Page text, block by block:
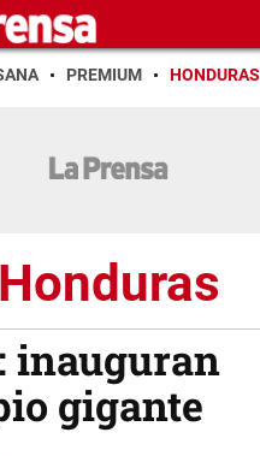
PREMIUM HONDURAS
Honduras
inauguran
gigante